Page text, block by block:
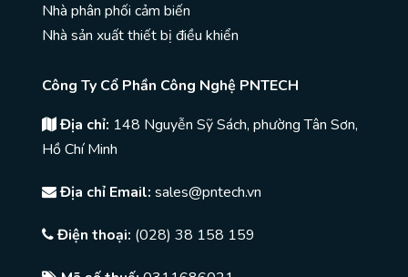
Nhà phân phối cảm biến
Nhà sản xuất thiết bị điều khiển
Công Ty Cổ Phần Công Nghệ PNTECH
Địa chỉ: 148 Nguyễn Sỹ Sách, phường Tân Sơn,
Hồ Chí Minh
Địa chỉ Email: sales@pntech.vn
Điện thoại: (028) 38 158 159